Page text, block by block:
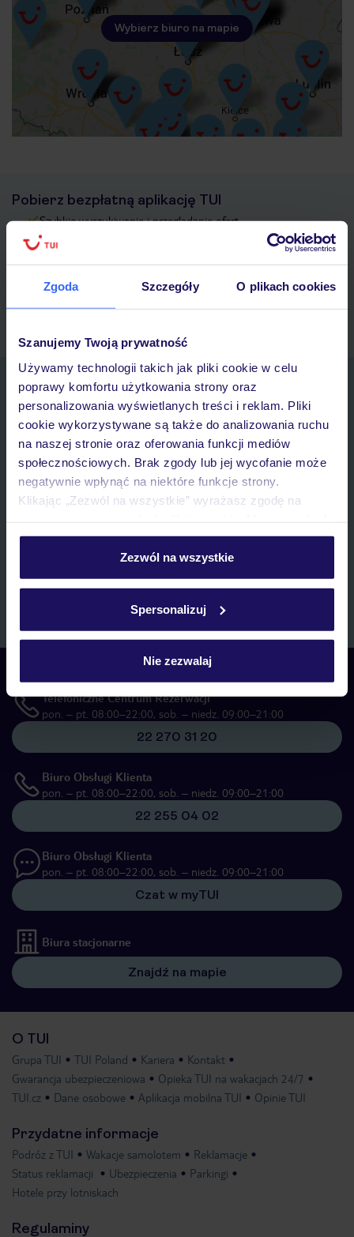
Zgoda Szczegóły O plikach cookies
Szanujemy Twoją prywatność
Używamy technologii takich jak pliki cookie w celu
poprawy komfortu użytkowania strony oraz
personalizowania wyświetlanych treści i reklam. Pliki
cookie wykorzystywane są także do analizowania ruchu
na naszej stronie oraz oferowania funkcji mediów
społecznościowych. Brak zgody lub jej wycofanie może
negatywnie wpłynąć na niektóre funkcje strony.
Klikając „Zezwól na wszystkie” wyrażasz zgodę na
personalizować swój wybór wchodząc w zakładkę
Szczegółowe informacje o plikach cookie znajdziesz
Zezwól na wszystkie
Spersonalizuj
Nie zezwalaj
Wybierz biuro na mapie
Pobierz bezpłatną aplikację TUI
Szybkie wyszukiwanie i przeglądanie ofert
Lista ulubionych ofert i możliwość ich udostępniania
myTUI
Zapisz się do newslettera
IMIĘ*
E-MAIL*
Wyrażam zgodę na przetwarzanie danych osobowych przez TUI
marketingowych, w zakresie oraz celu wskazanym w„Informacji o
przetwarzaniu danych osobowych”, poprzez elektroniczną formę
systemów wywołujących.
Zapisz się
Skontaktuj się z nami
Telefoniczne Centrum Rezerwacji
pon. – pt. 08:00–22:00, sob. – niedz. 09:00–21:00
22 270 31 20
Biuro Obsługi Klienta
pon. – pt. 08:00–22:00, sob. – niedz. 09:00–21:00
22 255 04 02
Biuro Obsługi Klienta
pon. – pt. 08:00–22:00, sob. – niedz. 09:00–21:00
Czat w myTUI
Biura stacjonarne
Znajdź na mapie
O TUI
Grupa TUI TUI Poland Kariera
Kontakt
Gwarancja ubezpieczeniowa
Opieka TUI na wakacjach 24/7
TUI.cz
Dane osobowe Aplikacja mobilna TUI Opinie TUI
Przydatne informacje
Podróż z TUI Wakacje samolotem
Reklamacje
Status reklamacji
Ubezpieczenia
Parkingi
Hotele przy lotniskach
Regulaminy